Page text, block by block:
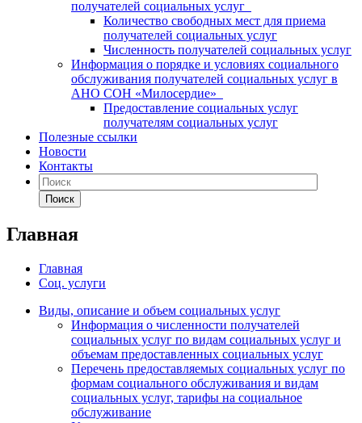
получателей социальных услуг
Количество свободных мест для приема
получателей социальных услуг
Численность получателей социальных услуг
Информация о порядке и условиях социального
обслуживания получателей социальных услуг в
АНО СОН «Милосердие»
Предоставление социальных услуг
получателям социальных услуг
Полезные ссылки
Новости
Контакты
Поиск
Главная
Главная
Соц. услуги
Виды, описание и объем социальных услуг
Информация о численности получателей
социальных услуг по видам социальных услуг и
объемам предоставленных социальных услуг
Перечень предоставляемых социальных услуг по
формам социального обслуживания и видам
социальных услуг, тарифы на социальное
обслуживание